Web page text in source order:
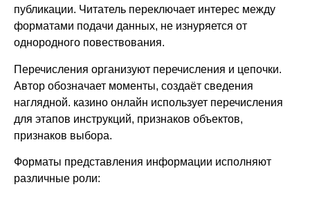
публикации. Читатель переключает интерес между
форматами подачи данных, не изнуряется от
однородного повествования.
Перечисления организуют перечисления и цепочки.
Автор обозначает моменты, создаёт сведения
наглядной. казино онлайн использует перечисления
для этапов инструкций, признаков объектов,
признаков выбора.
Форматы представления информации исполняют
различные роли: